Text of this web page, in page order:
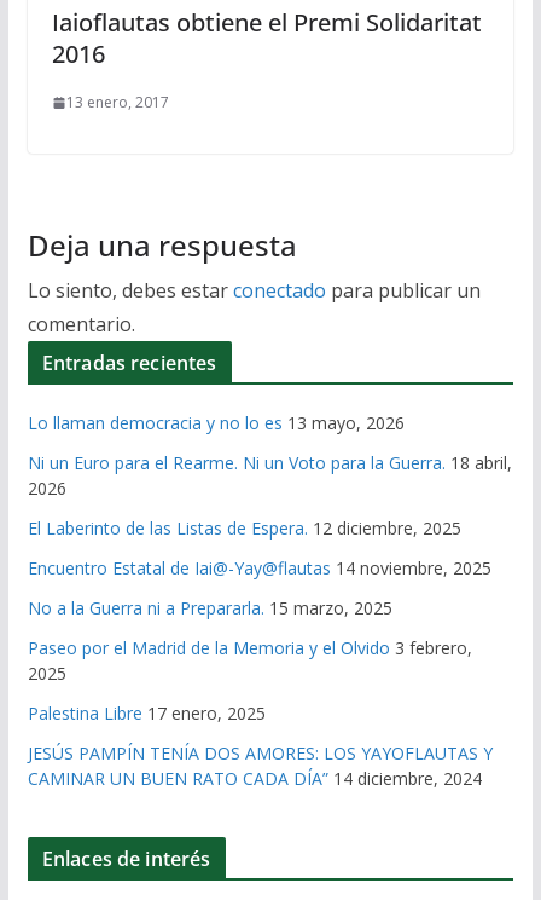
Iaioflautas obtiene el Premi Solidaritat
2016
13 enero, 2017
Deja una respuesta
Lo siento, debes estarconectado para publicar un
comentario.
Entradas recientes
Lo llaman democracia y no lo es 13 mayo, 2026
Ni un Euro para el Rearme. Ni un Voto para la Guerra. 18 abril,
2026
El Laberinto de las Listas de Espera. 12 diciembre, 2025
Encuentro Estatal de Iai@-Yay@flautas 14 noviembre, 2025
No a la Guerra ni a Prepararla. 15 marzo, 2025
Paseo por el Madrid de la Memoria y el Olvido 3 febrero,
2025
Palestina Libre 17 enero, 2025
JESÚS PAMPÍN TENÍA DOS AMORES: LOS YAYOFLAUTAS Y
CAMINAR UN BUEN RATO CADA DÍA” 14 diciembre, 2024
Enlaces de interés